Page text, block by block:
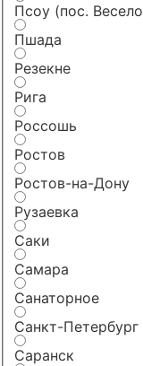
Псоу (пос.
Пшада
Резекне
Рига
Россошь
Ростов
Ростов-на-Дону
Рузаевка
Саки
Самара
Санаторное
Санкт-Петербург
Саранск